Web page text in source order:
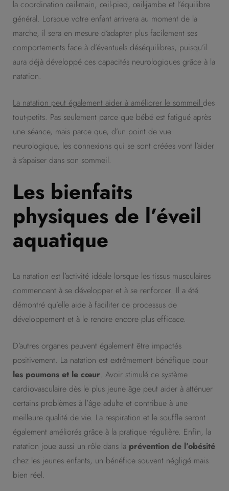
la coordination œil-main, œil-pied, œil-jambe et l’équilibre
général. Lorsque votre enfant arrivera au moment de la
marche, il sera en mesure d’adapter plus facilement ses
comportements face à d’éventuels déséquilibres, puisqu’il
aura déjà développé ces capacités neurologiques grâce à la
natation.
La natation peut également aider à améliorer le sommeil des
tout-petits. Pas seulement parce que bébé est fatigué après
une séance, mais parce que, d’un point de vue
neurologique, les connexions qui se sont créées vont l’aider
à s’apaiser dans son sommeil.
Les bienfaits
physiques de l’éveil
aquatique
La natation est l’activité idéale lorsque les tissus musculaires
commencent à se développer et à se renforcer. Il a été
démontré qu’elle aide à faciliter ce processus de
développement et à le rendre encore plus efficace.
D’autres organes peuvent également être impactés
positivement. La natation est extrêmement bénéfique pour
les poumons et le cœur. Avoir stimulé ce système
cardiovasculaire dès le plus jeune âge peut aider à atténuer
certains problèmes à l’âge adulte et contribue à une
meilleure qualité de vie. La respiration et le souffle seront
également améliorés grâce à la pratique régulière. Enfin, la
natation joue aussi un rôle dans la prévention de l’obésité
chez les jeunes enfants, un bénéfice souvent négligé mais
bien réel.